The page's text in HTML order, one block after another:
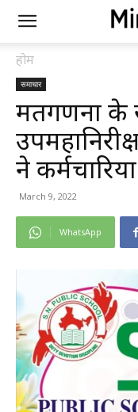
होम
समाचार
मतगणना के
ने
March 9, 2022
WhatsApp